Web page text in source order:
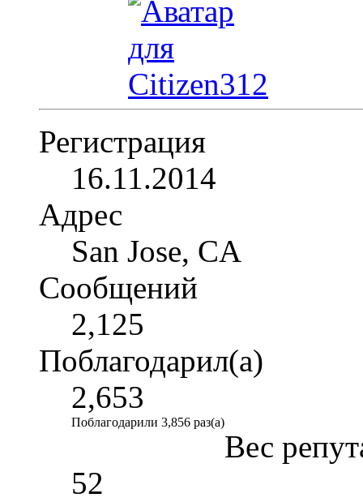
Регистрация
16.11.2014
Адрес
San Jose, CA
Сообщений
2,125
Поблагодарил(а)
2,653
Поблагодарили 3,856 раз(а)
Вес
52